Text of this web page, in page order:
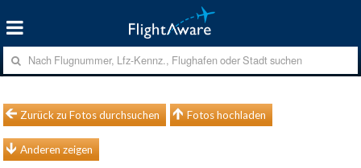
Zurück zu Fotos durchsuchen Fotos hochladen
Anderen zeigen